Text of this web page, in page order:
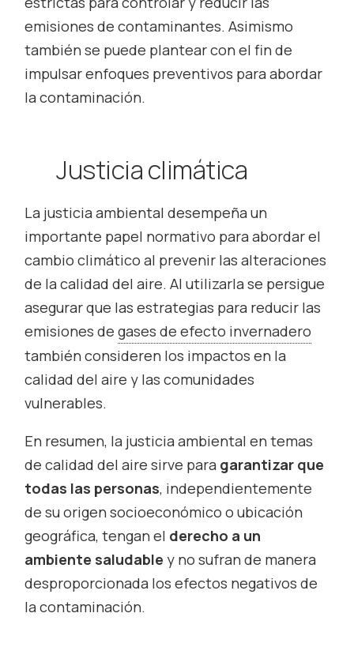
emisiones de contaminantes. Asimismo
también se puede plantear con el fin de
impulsar enfoques preventivos para abordar
la contaminación.
Justicia climática
La justicia ambiental desempeña un
importante papel normativo para abordar el
cambio climático al prevenir las alteraciones
de la calidad del aire. Al utilizarla se persigue
asegurar que las estrategias para reducir las
emisiones degases de efecto invernadero
también consideren los impactos en la
calidad del aire y las comunidades
vulnerables.
En resumen, la justicia ambiental en temas
de calidad del aire sirve para garantizar que
todas las personas, independientemente
de su origen socioeconómico o ubicación
geográfica, tengan el derecho a un
ambiente saludable y no sufran de manera
desproporcionada los efectos negativos de
la contaminación.